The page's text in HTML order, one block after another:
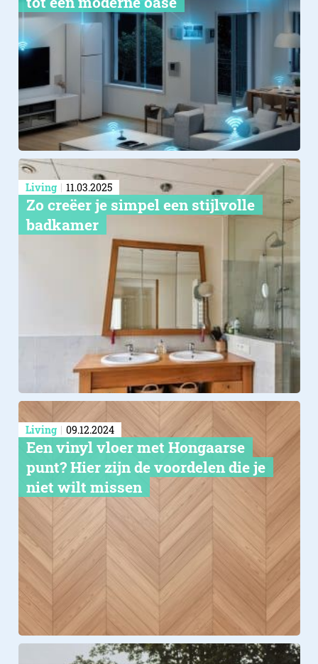
Living 11.03.2025
Zo creëer je simpel een stijlvolle
badkamer
Living 09.12.2024
Een vinyl vloer met Hongaarse
punt? Hier zijn de voordelen die je
niet wilt missen